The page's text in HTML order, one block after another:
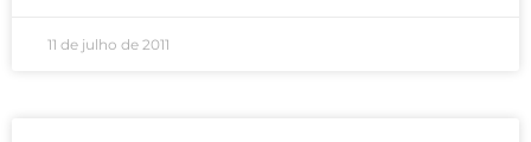
11 de julho de 2011